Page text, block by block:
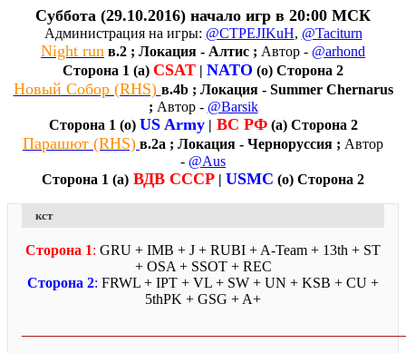
Суббота (29.10.2016) начало игр в 20:00 МСК
Администрация на игры: @CTPEJIKuH, @Taciturn
Night run в.2 ; Локация - Алтис ; Автор - @arhond
Сторона 1 (a) CSAT | NATO (о) Сторона 2
Новый Собор (RHS) в.4b ; Локация - Summer Chernarus
; Автор - @Barsik
Сторона 1 (о) US Army| ВС РФ(а) Сторона 2
Парашют (RHS) в.2a ; Локация - Черноруссия ; Автор
- @Aus
Сторона 1 (а) ВДВ СССР | USMC (о) Сторона 2
кст
Сторона 1: GRU + IMB + J + RUBI + A-Team + 13th + ST
+ OSA + SSOT + REC
Сторона 2: FRWL + IPT + VL + SW + UN + KSB + CU +
5thPK + GSG + A+